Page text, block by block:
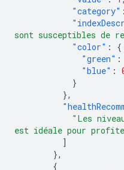
"category" :
sont susceptibles de
"color" :
{
"green" :
"blue" :
}
},
"Les
est idéale pour
]
},
{